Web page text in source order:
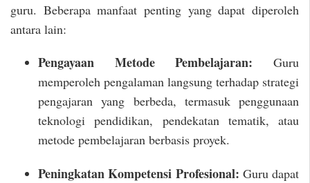
guru. Beberapa manfaat penting yang dapat diperoleh
antara lain:
Pengayaan Metode Pembelajaran: Guru
memperoleh pengalaman langsung terhadap strategi
pengajaran yang berbeda, termasuk penggunaan
teknologi pendidikan, pendekatan tematik, atau
metode pembelajaran berbasis proyek.
Peningkatan Kompetensi Profesional: Guru dapat